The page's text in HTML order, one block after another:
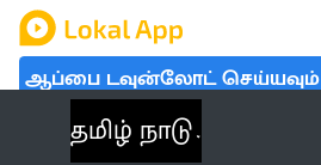
ஆப்பை டவுன்லோட் செய்யவும்
தமிழ் நாடு